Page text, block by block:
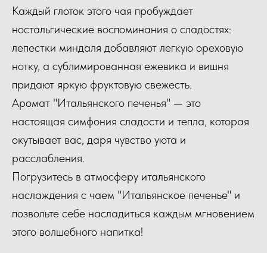
Каждый глоток этого чая пробуждает
ностальгические воспоминания о сладостях:
лепестки миндаля добавляют легкую ореховую
нотку, а сублимированная ежевика и вишня
придают яркую фруктовую свежесть.
Аромат "Итальянского печенья" — это
настоящая симфония сладости и тепла, которая
окутывает вас, даря чувство уюта и
расслабления.
Погрузитесь в атмосферу итальянского
наслаждения с чаем "Итальянское печенье" и
позвольте себе насладиться каждым мгновением
этого волшебного напитка!